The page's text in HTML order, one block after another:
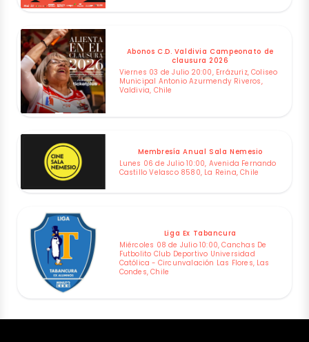
Abonos C.D. Valdivia Campeonato de
clausura 2026
Viernes 03 de Julio 20:00, Errázuriz, Coliseo
Municipal Antonio Azurmendy Riveros,
Valdivia, Chile
Membresía Anual Sala Nemesio
Lunes 06 de Julio 10:00, Avenida Fernando
Castillo Velasco 8580, La Reina, Chile
Liga Ex Tabancura
Miércoles 08 de Julio 10:00, Canchas De
Futbolito Club Deportivo Universidad
Católica - Circunvalación Las Flores, Las
Condes, Chile